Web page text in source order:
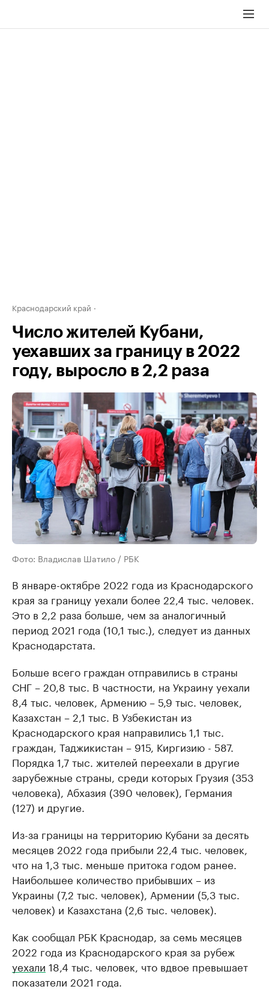
Краснодарский край
Число жителей Кубани,
уехавших за границу в 2022
году, выросло в 2,2 раза
Фото: Владислав Шатило / РБК
В январе-октябре 2022 года из Краснодарского
края за границу уехали более 22,4 тыс. человек.
Это в 2,2 раза больше, чем за аналогичный
период 2021 года (10,1 тыс.), следует из данных
Краснодарстата.
Больше всего граждан отправились в страны
СНГ – 20,8 тыс. В частности, на Украину уехали
8,4 тыс. человек, Армению – 5,9 тыс. человек,
Казахстан – 2,1 тыс. В Узбекистан из
Краснодарского края направились 1,1 тыс.
граждан, Таджикистан – 915, Киргизию - 587.
Порядка 1,7 тыс. жителей переехали в другие
зарубежные страны, среди которых Грузия (353
человека), Абхазия (390 человек), Германия
(127) и другие.
Из-за границы на территорию Кубани за десять
месяцев 2022 года прибыли 22,4 тыс. человек,
что на 1,3 тыс. меньше притока годом ранее.
Наибольшее количество прибывших – из
Украины (7,2 тыс. человек), Армении (5,3 тыс.
человек) и Казахстана (2,6 тыс. человек).
Как сообщал РБК Краснодар, за семь месяцев
2022 года из Краснодарского края за рубеж
уехали 18,4 тыс. человек, что вдвое превышает
показатели 2021 года.